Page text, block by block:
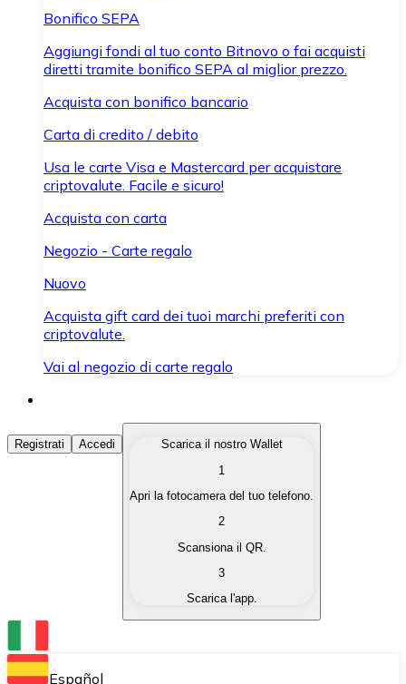
Bonifico SEPA
Aggiungi fondi al tuo conto Bitnovo o fai acquisti
diretti tramite bonifico SEPA al miglior prezzo.
Acquista con bonifico bancario
Carta di credito / debito
Usa le carte Visa e Mastercard per acquistare
criptovalute. Facile e sicuro!
Acquista con carta
Negozio - Carte regalo
Nuovo
Acquista gift card dei tuoi marchi preferiti con
criptovalute.
Vai al negozio di carte regalo
Acquista Criptovalute
Acquista le criptovalute che ti interessano in modo
Converti le tue criptovalute in valuta fiat quando ne
Scambia una criptovaluta con un'altra
Conserva le tue cripto in un Wallet self-custodial.
Registrati Accedi
Scarica il nostro Wallet
1
Apri la fotocamera del tuo telefono.
2
Scansiona il QR.
3
Scarica l'app.
Español